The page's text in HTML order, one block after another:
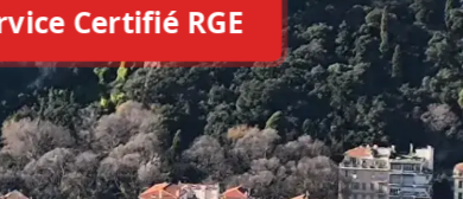
Certifié RGE